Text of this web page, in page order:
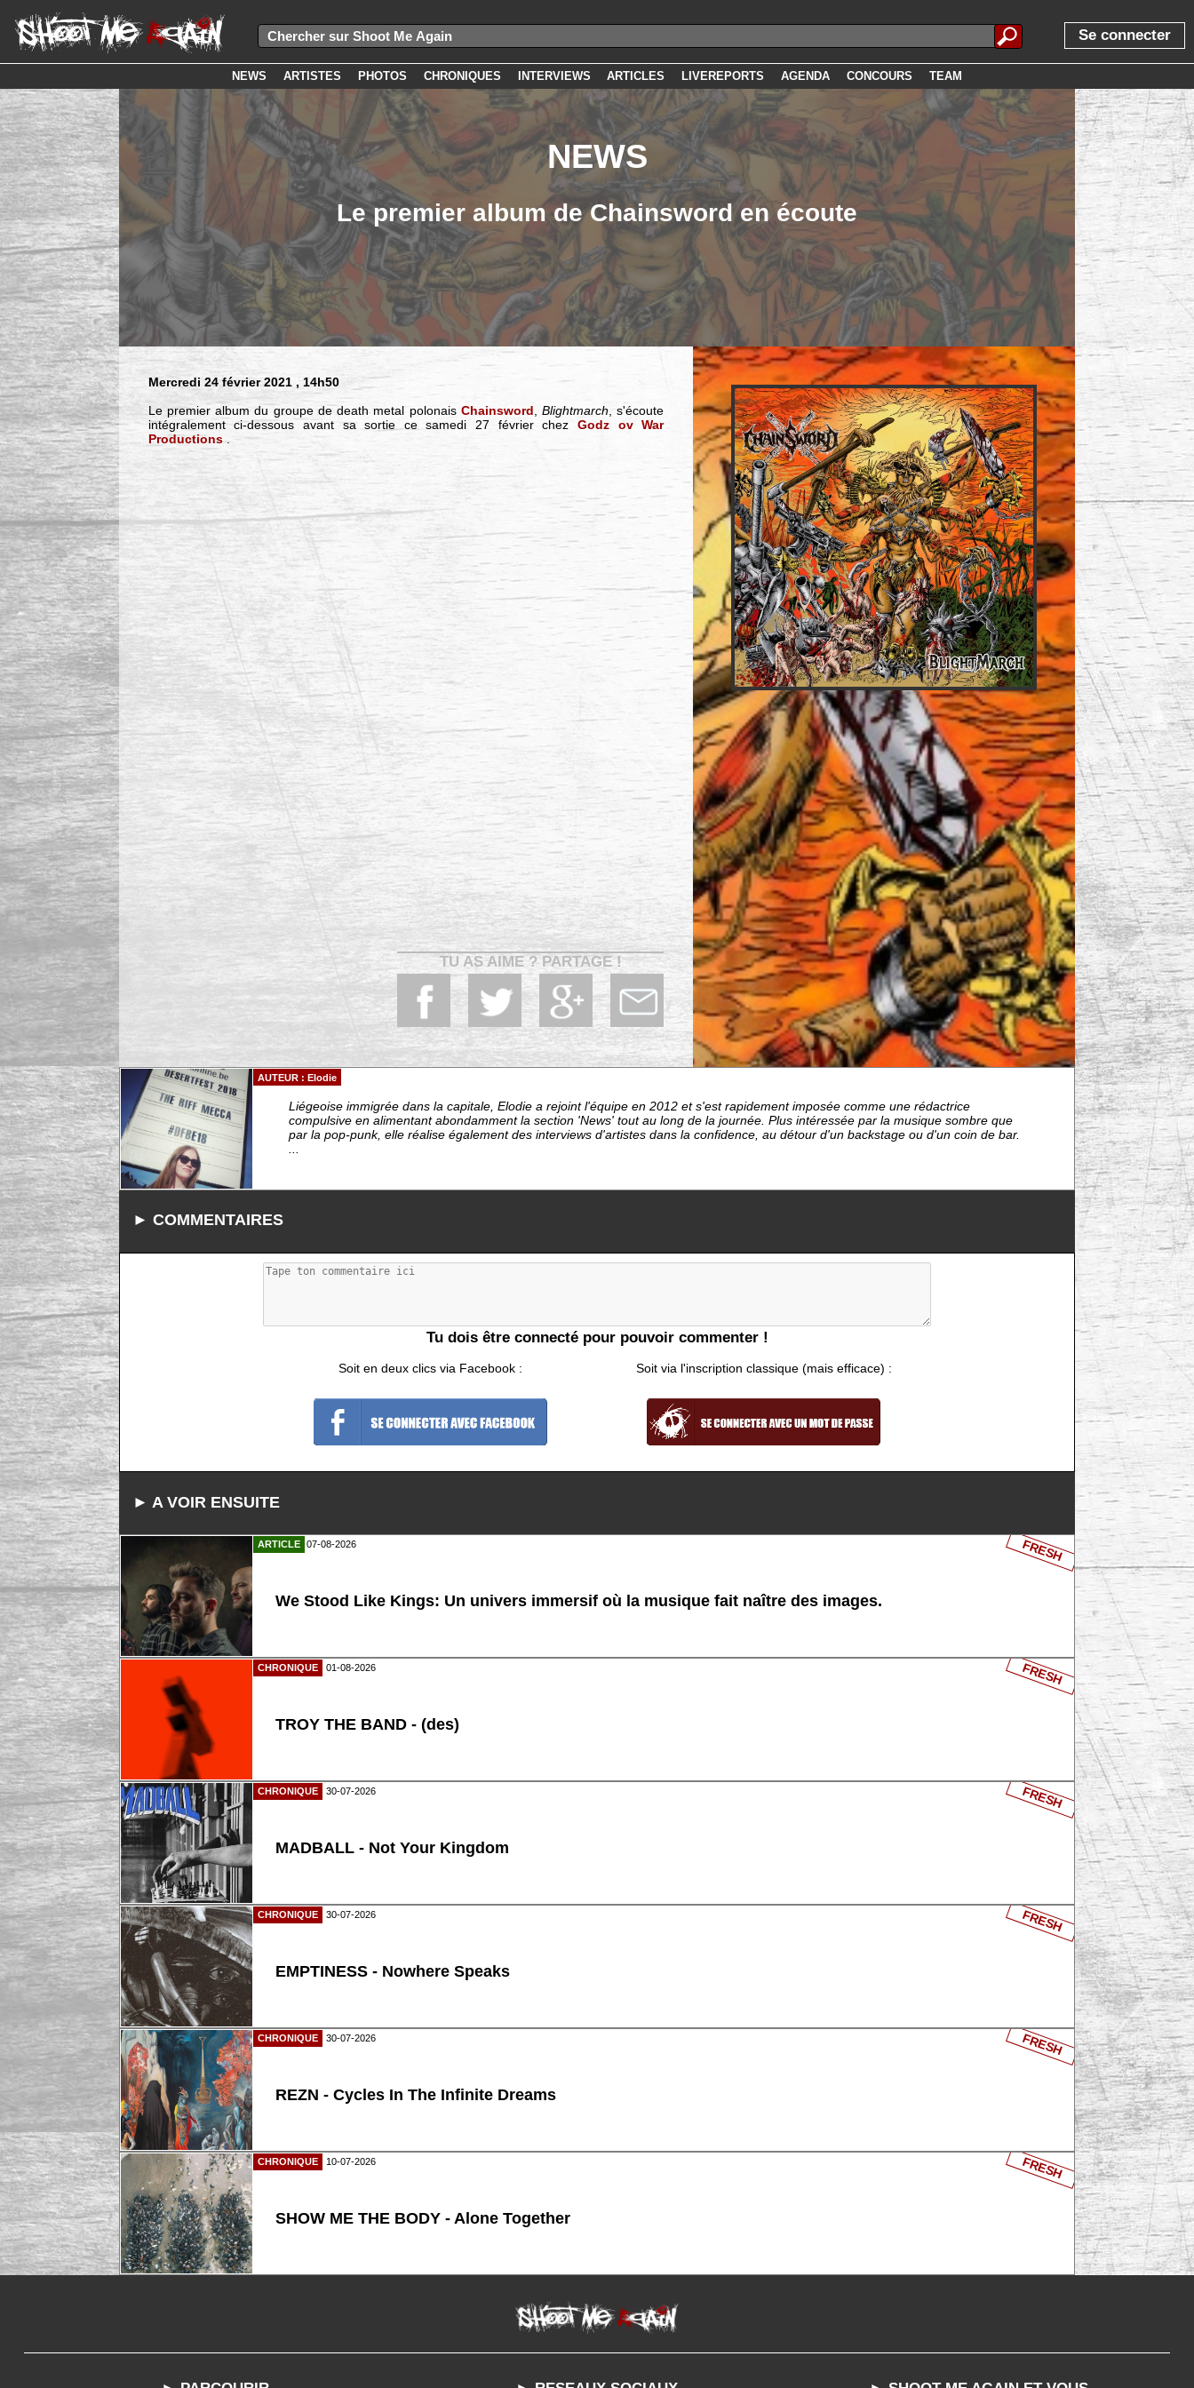
Se connecter
NEWS ARTISTES PHOTOS CHRONIQUES INTERVIEWS ARTICLES LIVEREPORTS AGENDA CONCOURS TEAM
NEWS
Le premier album de Chainsword en écoute
Mercredi 24 février 2021 , 14h50
Le premier album du groupe de death metal polonais Chainsword,Blightmarch, s'écoute
intégralement ci-dessous avant sa sortie ce samedi 27 février chez Godz ov War
Productions.
TU AS AIME ? PARTAGE !
AUTEUR : Elodie
Liégeoise immigrée dans la capitale, Elodie a rejoint l'équipe en 2012 et s'est rapidement imposée comme une rédactrice
compulsive en alimentant abondamment la section 'News' tout au long de la journée. Plus intéressée par la musique sombre que
par la pop-punk, elle réalise également des interviews d'artistes dans la confidence, au détour d'un backstage ou d'un coin de bar.
...
► COMMENTAIRES
Tu dois être connecté pour pouvoir commenter !
Soit en deux clics via Facebook : Soit via l'inscription classique (mais efficace) :
► A VOIR ENSUITE
ARTICLE 07-08-2026
We Stood Like Kings: Un univers immersif où la musique fait naître des images.
FRESH
CHRONIQUE 01-08-2026
TROY THE BAND - (des)
FRESH
CHRONIQUE 30-07-2026
MADBALL - Not Your Kingdom
FRESH
CHRONIQUE 30-07-2026
EMPTINESS - Nowhere Speaks
FRESH
CHRONIQUE 30-07-2026
REZN - Cycles In The Infinite Dreams
FRESH
CHRONIQUE 10-07-2026
SHOW ME THE BODY - Alone Together
FRESH